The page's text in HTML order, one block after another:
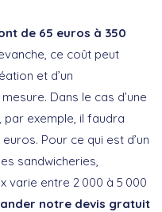
de 65 euros à 350
ce coût peut
et d’un
Dans le cas d’une
exemple, il faudra
Pour ce qui est d’un
sandwicheries,
varie entre 2 000 à 5 000
notre devis gratuit